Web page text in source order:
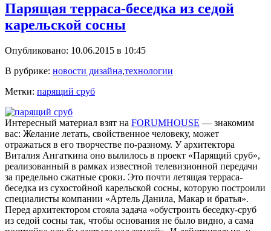
Парящая терраса-беседка из седой
карельской сосны
Опубликовано: 10.06.2015 в 10:45
В рубрике: новости дизайна,технологии
Метки: парящий сруб
Интересный материал взят на FORUMHOUSE — знакомим
вас: Желание летать, свойственное человеку, может
отражаться в его творчестве по-разному. У архитектора
Виталия Ангаткина оно вылилось в проект «Парящий сруб»,
реализованный в рамках известной телевизионной передачи
за предельно сжатные сроки. Это почти летящая терраса-
беседка из сухостойной карельской сосны, которую построили
специалисты компании «Артель Данила, Макар и братья».
Перед архитектором стояла задача «обустроить беседку-сруб
из седой сосны так, чтобы основания не было видно, а сама